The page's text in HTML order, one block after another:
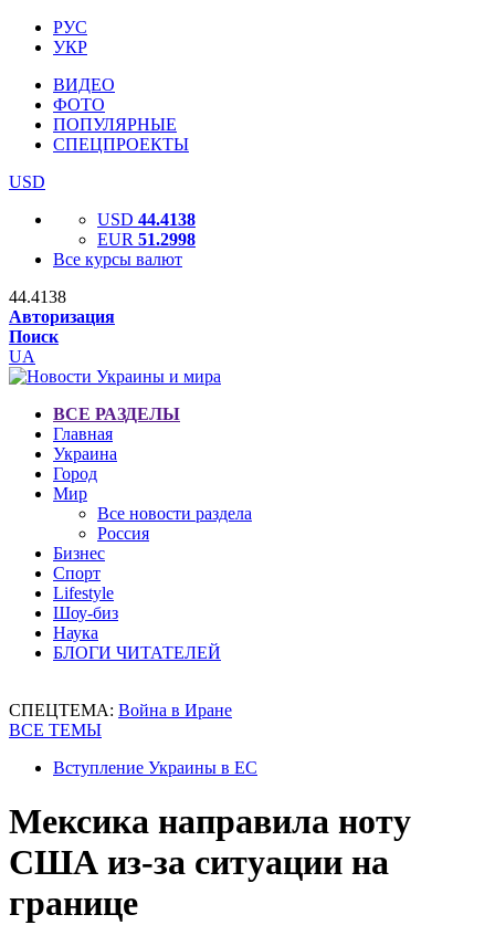
РУС
УКР
ВИДЕО
ФОТО
ПОПУЛЯРНЫЕ
СПЕЦПРОЕКТЫ
USD
USD 44.4138
EUR 51.2998
Все курсы валют
44.4138
Авторизация
Поиск
UA
ВСЕ РАЗДЕЛЫ
Главная
Украина
Город
Мир
Все новости раздела
Россия
Бизнес
Спорт
Lifestyle
Шоу-биз
Наука
БЛОГИ ЧИТАТЕЛЕЙ
СПЕЦТЕМА: Война в Иране
ВСЕ ТЕМЫ
Вступление Украины в ЕС
Мексика направила ноту
США из-за ситуации на
границе